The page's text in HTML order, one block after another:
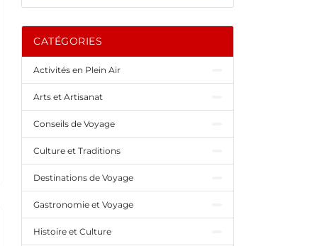
CATÉGORIES
Activités en Plein Air
Arts et Artisanat
Conseils de Voyage
Culture et Traditions
Destinations de Voyage
Gastronomie et Voyage
Histoire et Culture